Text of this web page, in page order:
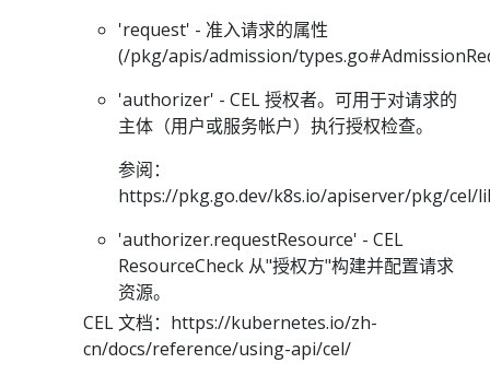
'request' - 准入请求的属性
(/pkg/apis/admission/
'authorizer' - CEL 授权者。可用于对请求的
主体（用户或服务帐户）执行授权检查。
参阅：
https://pkg.go.dev/k8s.io/apiserver/pkg/cel/
'authorizer.requestResource' - CEL
ResourceCheck 从"授权方"构建并配置请求
资源。
CEL 文档：https://kubernetes.io/zh-
cn/docs/reference/using-api/cel/